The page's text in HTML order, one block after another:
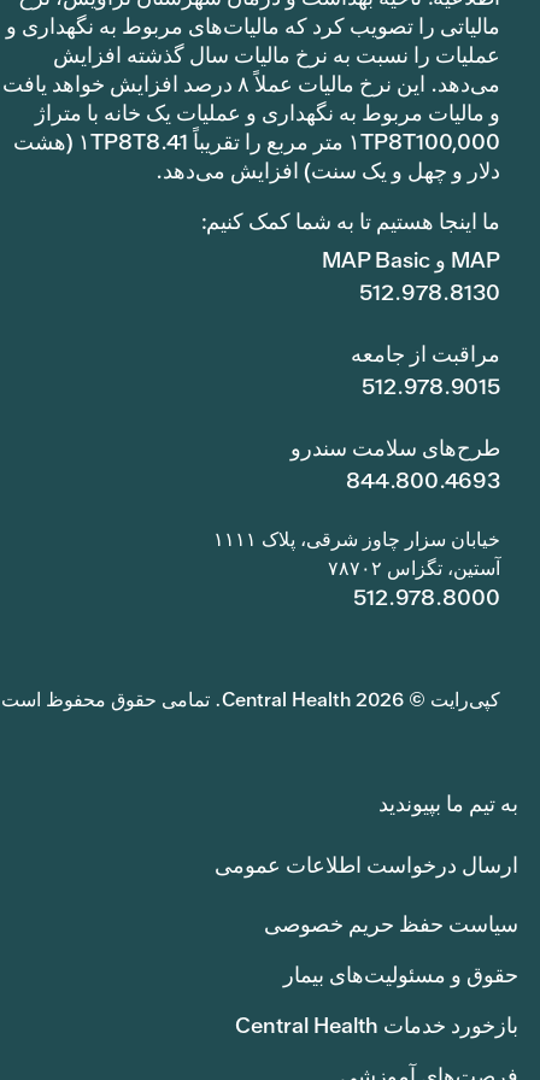
مالیاتی را تصویب کرد که مالیات‌های مربوط به نگهداری و
عملیات را نسبت به نرخ مالیات سال گذشته افزایش
می‌دهد. این نرخ مالیات عملاً ۸ درصد افزایش خواهد یافت
و مالیات مربوط به نگهداری و عملیات یک خانه با متراژ
۱TP8T100,000 متر مربع را تقریباً ۱TP8T8.41 (هشت
دلار و چهل و یک سنت) افزایش می‌دهد.
ما اینجا هستیم تا به شما کمک کنیم:
MAP و MAP Basic
512.978.8130
مراقبت از جامعه
512.978.9015
طرح‌های سلامت سندرو
844.800.4693
خیابان سزار چاوز شرقی، پلاک ۱۱۱۱
آستین، تگزاس ۷۸۷۰۲
512.978.8000
کپی‌رایت © 2026 Central Health. تمامی حقوق محفوظ است.
به تیم ما بپیوندید
ارسال درخواست اطلاعات عمومی
سیاست حفظ حریم خصوصی
حقوق و مسئولیت‌های بیمار
بازخورد خدمات Central Health